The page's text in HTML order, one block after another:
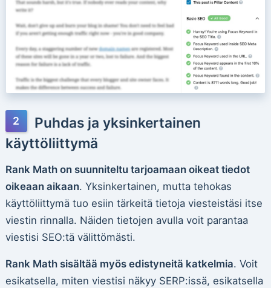
Puhdas ja yksinkertainen
käyttöliittymä
Rank Math on suunniteltu tarjoamaan oikeat tiedot
oikeaan aikaan. Yksinkertainen, mutta tehokas
käyttöliittymä tuo esiin tärkeitä tietoja viesteistäsi itse
viestin rinnalla. Näiden tietojen avulla voit parantaa
viestisi SEO:tä välittömästi.
Rank Math sisältää myös edistyneitä katkelmia. Voit
esikatsella, miten viestisi näkyy SERP:issä, esikatsella